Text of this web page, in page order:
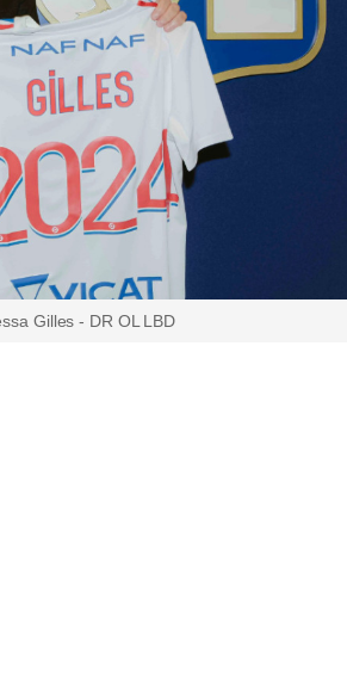
Gilles - DR OL LBD